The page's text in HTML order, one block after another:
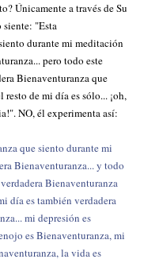
Únicamente a través de Su
siente: "Esta
durante mi meditación
pero todo este
Bienaventuranza que
de mi día es sólo... ¡oh,
NO, él experimenta así:
que siento durante mi
Bienaventuranza... y todo
Bienaventuranza
día es también verdadera
mi depresión es
es Bienaventuranza, mi
la vida es